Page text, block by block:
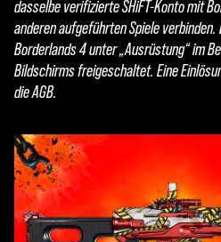
dasselbe verifizierte SHiFT-Konto mit
anderen aufgeführten Spiele verbinden.
Borderlands 4 unter „Ausrüstung“ im
Bildschirms freigeschaltet. Eine
die AGB.